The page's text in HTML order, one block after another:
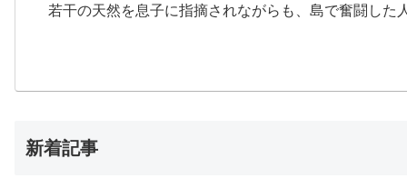
若干の天然を息子に指摘されながらも、島で奮闘した
新着記事